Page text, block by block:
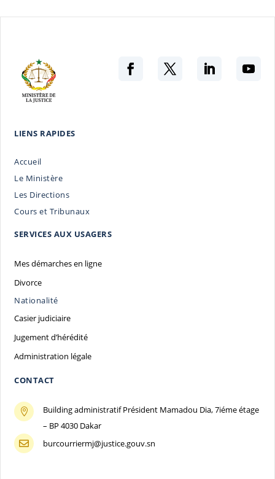
LIENS RAPIDES
Accueil
Le Ministère
Les Directions
Cours et Tribunaux
SERVICES AUX USAGERS
Mes démarches en ligne
Divorce
Nationalité
Casier judiciaire
Jugement d’hérédité
Administration légale
CONTACT

Building administratif Président Mamadou Dia, 7iéme étage
– BP 4030 Dakar
 burcourriermj@justice.gouv.sn